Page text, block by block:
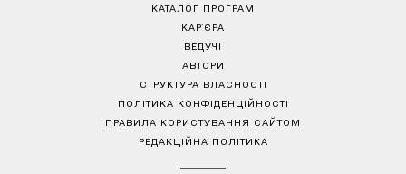
КАТАЛОГ ПРОГРАМ
КАР’ЄРА
ВЕДУЧІ
АВТОРИ
СТРУКТУРА ВЛАСНОСТІ
ПОЛІТИКА КОНФІДЕНЦІЙНОСТІ
ПРАВИЛА КОРИСТУВАННЯ САЙТОМ
РЕДАКЦІЙНА ПОЛІТИКА